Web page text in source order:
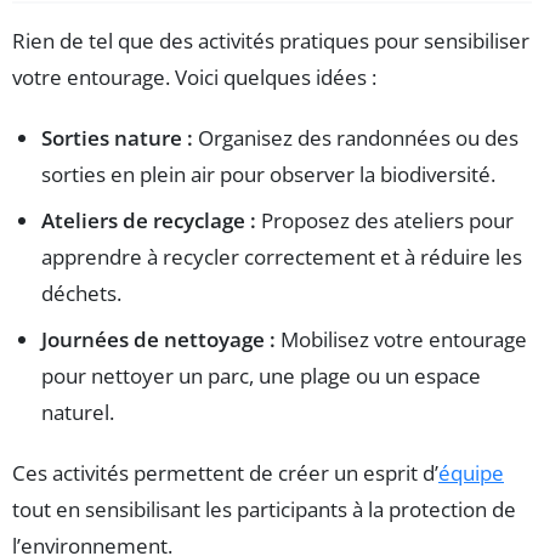
Rien de tel que des activités pratiques pour sensibiliser
votre entourage. Voici quelques idées :
Sorties nature : Organisez des randonnées ou des
sorties en plein air pour observer la biodiversité.
Ateliers de recyclage : Proposez des ateliers pour
apprendre à recycler correctement et à réduire les
déchets.
Journées de nettoyage : Mobilisez votre entourage
pour nettoyer un parc, une plage ou un espace
naturel.
Ces activités permettent de créer un esprit d’équipe
tout en sensibilisant les participants à la protection de
l’environnement.